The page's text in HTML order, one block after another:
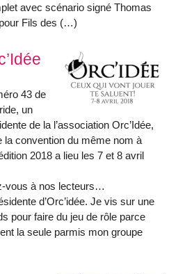
avec scénario signé Thomas
Fils des (…)
43 de
un
de la l’association Orc’Idée,
la convention du même nom à
2018 a lieu les 7 et 8 avril
vous à nos lecteurs…
d’Orc’idée. Je vis sur une
pour faire du jeu de rôle parce
la seule parmis mon groupe